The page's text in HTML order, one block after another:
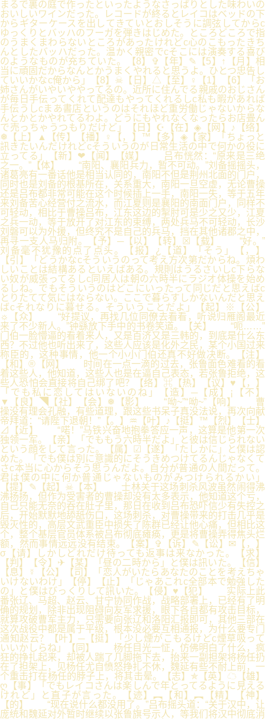
まるで裏の庭で作ったといったようなさっぱりとした味わいの
おいしいワインだった。レコードが終るとレイコはベッドの下
からギターケースを出してきていとおしそうに調弦してからc
ゆっくりとバッハのフーガを弾きはじめた。ところどころで指
のうまくまわらないところがあったけれどc心のこもったきち
んとしたバッハだった。温かく親密でcそこには演奏する喜び
のようなものが充ちていた。【8】✞【年】✎【5】↑【月】相
当に頑固だからなんとかうまくやれると思うよ。ひとつ忠告し
ていいかなc俺から」【8】☠【日】△【至】♀【1】【6】「お
姉さんがいやいややってるの。近所に住んでる親戚のおじさん
が毎日手伝ってくれて配達もやってくれるしc私も暇があれば
手伝うしcまあ書店というのはそれほど重労働じゃないからな
んとかとかやれてるわよ。どうにもやれなくなったらお店畳ん
で売っちゃうつもりだけど」【日】☪【在】◈【网】♪【络】
❅【上】▲【传】【播】♀【，】™【多】◈【家】「ちょっと
訊きたいんだけれどcそういうのが日常生活の中で何かの役に
立ってる」【新】❤【闻】【媒】 吕布恍然：“原来是三绝
之一。”【体】 “南阳、襄阳兵力，暂不可动。”刘备摇摇头，
诸葛亮有一番话他是相当认同的，南阳不但是荆州北面的门户，
同时也是刘备的根基所在，关系重大，南阳一旦空虚，无论曹操
还是吕布都非常可能在这个时候插上一手，南阳一失，等于五年
来刘备苦心经营付之流水，而江夏则是襄阳的南面门户，同样不
可轻动，相比于曹操吕布，江东这边的掣肘可是少之又少，江夏
之兵一动，等于放开了对江东的束缚，两处兵马不可轻动，长沙
刘磐可以为外援，但终究不是自己的兵马，挡在其他诸郡之中，
再寻一支人马归附。【予】─【以】【转】☒【载】 “好。”
刘备毫不犹豫的点了点头。【报】¿【道】「そう」【，】
【引】「どうかなcそういうのって考え方次第だからね。煩わ
しいことは結構あるといえばある。規則はうるさいしc下らな
い奴が威張ってるしc同居人は朝の六時半にラジオ体操を始め
るしね。でもそういうのはどこにいったって同じだと思えばc
とりたてて気にはならない。ここで暮らすしかないんだと思え
ばcそれなりに暮せる。そういうことだよ」【起】※【公】
☼【众】 “好提议，再找几位同僚去看看，听说归雁阁最近
来了不少新人。”钟繇放下手中的书卷笑道。【关】 “呃……”
门伯一脸懵逼的看着来人，又是百济又是三韩的，到底是什么东
西？不过他也听出来了，这些人应该是化外之民，某个小国过来
称臣的，这种事情，他一个小小门伯还真不好做决断。【注】
【和】®【网】 时间在一点一滴的过去，张鲁面色难看的看
着这些人，他知道，这些人也是在逼自己表态，若张鲁拒绝，这
些人恐怕会直接将自己绑了吧？【络】⌘【热】【议】♥【，】
「でも私に恋してはいないのね」【造】─【成】¡【不】
▼【良】◥【社】【会】❅【影】 “呦~”“呦~”【响】 曹
操没有理会孔融，有些道理，跟这些书呆子真没法说，再次向献
帝拜道：“请陛下退朝！”【。】♒【叶】♪【挺】™【烈】【士】
⊿【近】 “喏！”马铁兴奋地抱拳答应一声，这算是他第一次
独领一军。【亲】「でももう六時半だよ」と彼は信じられない
という顔をして言った。【属】☑【遂】「たしかに」と僕は認
めた。「でも僕は別に意識的にそうきめつけてるんじゃなくて
さc本当に心からそう思うんだよ。自分が普通の人間だって。
君は僕の中に何か普通じゃないものがみつけられるかい」
【提】✎【起】☠【本】 士林关于这场刺杀风波虽然闹得沸
沸扬扬，但作为受害者的曹操却没有太多表示，他知道这个亏，
自己只能无奈的吞在肚子里，那日在收到吕布恐吓信少有失控之
后，开始默默地舔舐伤口，这场刺杀，对曹操带来的打击几乎是
毁灭性的，高层文武重臣中损失了陈群已经让他心痛，但相比这
个，整个基层官员体系被吕布彻底瘫痪，更是将曹操弄得焦头烂
额，然而事情远远没有结束。【案】✞【诉】✎【讼】✉【，】
σ【请】しかしどれだけ待っても返事は来なかった。【求】
【判】【令】✈【某】「昼の二時から」と僕は訊いた。【信】
【息】☿【公】【司】「恋人がいたらあなたのことを考えちゃ
いけないわけ」【停】【止】「じゃあこれc全部本で勉強した
の」と僕はびっくりして訊いた。【侵】♥【犯】 实际上此
番张辽、马超、赵云、甘宁协同作战，战略部署上，已经有了明
确的规划，除非出现阻碍向友军求援，眼下各自都有攻击目标，
就算攻破曹军主力，只需要向张辽和洛阳汇报即可，其他三部在
这次战役中都是属于平级，根本没必要互相通报，为什么要专门
通知赵云？【叶】─【挺】「少し煙がこもるけどc煙草吸って
いいかしらね」【同】 杨任目光一怔，仿佛明白了什么，疯
狂的挣扎起来，却被人踹了几脚拖下去，抬来一副担架将杨任扔
在了担架上，见杨任尤自愤怒挣扎不休，魏延有些不耐上前，一
个重击打在杨任的脖子上，将其击晕。【志】✯【英】☁【雄】
ღ【事】「でもレイコさんは楽しんで年とってるように見える
けれど」と直子が言った。【迹】︻【和】︻【精】【神】
【的】 “现在说什么都没用了。”吕布摇头道：“关于汉中，让
庞统和魏延对外暂时继续以张鲁旗号示人，等我们将汉中彻底消